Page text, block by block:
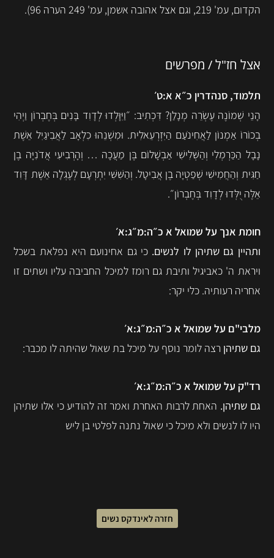
הקדום, עמ' 219, וגם אצל אהובה אשמן, עמ' 249 הערה 96).
אצל חז"ל / מפרשים
תלמוד, סנהדרין כ״א א:ט׳
הָנֵי שְׁמוֹנֶה עֶשְׂרֵה מְנָלַן? דִּכְתִיב: ״וַיִּוָּלְדוּ לְדָוִד בָּנִים בְּחֶבְרוֹן וַיְהִי
בְכוֹרוֹ אַמְנוֹן לַאֲחִינֹעַם הַיִּזְרְעֵאלִית. וּמִשְׁנֵהוּ כִלְאָב לַאֲבִיגַיִל אֵשֶׁת
נָבָל הַכַּרְמְלִי וְהַשְּׁלִישִׁי אַבְשָׁלוֹם בֶּן מַעֲכָה … וְהָרְבִיעִי אֲדֹנִיָּה בֶן
חַגִּית וְהַחֲמִישִׁי שְׁפַטְיָה בֶן אֲבִיטָל. וְהַשִּׁשִּׁי יִתְרְעָם לְעֶגְלָה אֵשֶׁת דָּוִד
אֵלֶּה יֻלְּדוּ לְדָוִד בְּחֶבְרוֹן״.
חומת אנך על שמואל א כ״ה:מ״ג:א׳
ותהיין גם שתיהן לו לנשים. כי גם אחינועם היא נפלאת בשכל
ויראת ה' כאביגיל ותיבת גם רומז למיכל החביבה עליו ושתים זו
אחריה רעותיה. כלי יקר:
מלבי"ם על שמואל א כ״ה:מ״ג:א׳
גם שתיהן רצה לומר נוסף על מיכל בת שאול שהיתה לו מכבר:
רד"ק על שמואל א כ״ה:מ״ג:א׳
גם שתיהן. האחת לרבות האחרת ואמר זה להודיע כי אלו שתיהן
היו לו לנשים ולא מיכל כי שאול נתנה לפלטי בן ליש
חזרה לאינדקס נשים